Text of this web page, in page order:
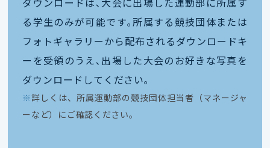
る学生のみが可能です｡所属する競技団体または
フォトギャラリーから配布されるダウンロードキ
ーを受領のうえ､出場した大会のお好きな写真を
ダウンロードしてください｡
※ 詳しくは、所属運動部の競技団体担当者（マネージャ
ーなど）にご確認ください。